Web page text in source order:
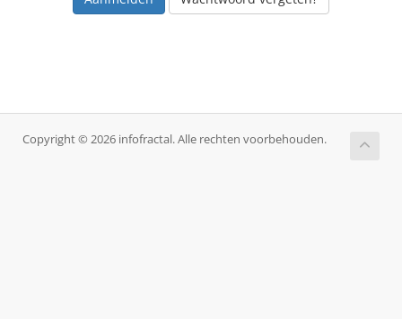
Copyright © 2026 infofractal. Alle rechten voorbehouden.